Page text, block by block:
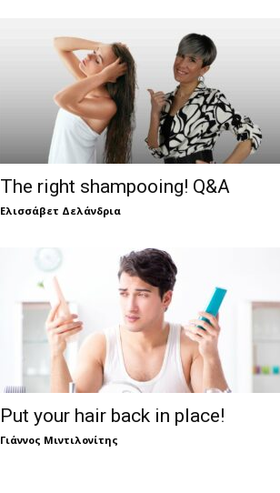
The right shampooing! Q&A
Ελισσάβετ Δελάνδρια
Put your hair back in place!
Γιάννος Μιντιλονίτης